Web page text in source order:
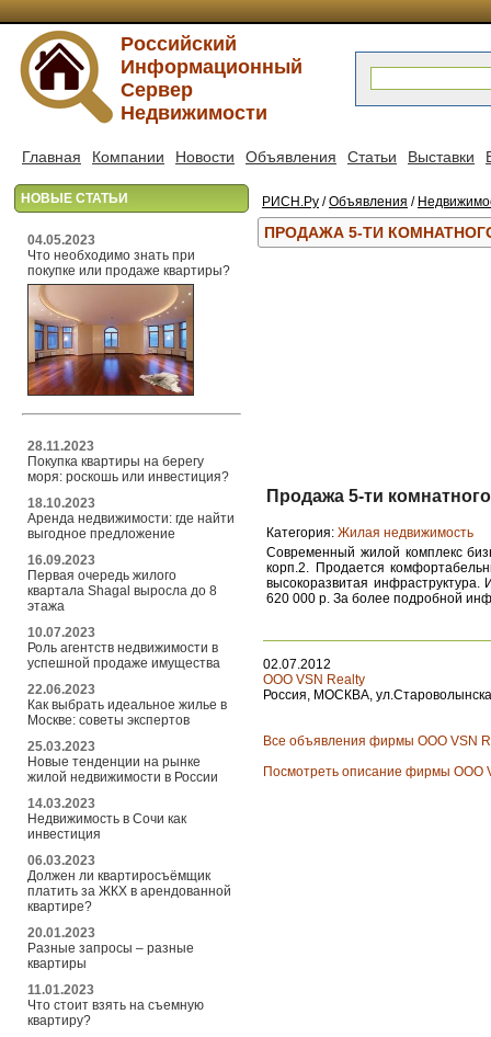
Российский
Информационный
Сервер
Недвижимости
Главная Компании Новости Объявления Статьи Выставки
НОВЫЕ СТАТЬИ
04.05.2023
Что необходимо знать при
покупке или продаже квартиры?
28.11.2023
Покупка квартиры на берегу
моря: роскошь или инвестиция?
18.10.2023
Аренда недвижимости: где найти
выгодное предложение
16.09.2023
Первая очередь жилого
квартала Shagal выросла до 8
этажа
10.07.2023
Роль агентств недвижимости в
успешной продаже имущества
22.06.2023
Как выбрать идеальное жилье в
Москве: советы экспертов
25.03.2023
Новые тенденции на рынке
жилой недвижимости в России
14.03.2023
Недвижимость в Сочи как
инвестиция
06.03.2023
Должен ли квартиросъёмщик
платить за ЖКХ в арендованной
квартире?
20.01.2023
Разные запросы – разные
квартиры
11.01.2023
Что стоит взять на съемную
квартиру?
РИСН.Ру /Объявления /
ПРОДАЖА 5-ТИ
Продажа 5-ти
Категория: Жилая недвижимость
Современный жилой комплекс
корп.2. Продается
высокоразвитая
620 000 р. За более подробной
02.07.2012
ООО VSN Realty
Россия, МОСКВА,
Все объявления фирмы ООО VSN
Посмотреть описание фирмы ООО